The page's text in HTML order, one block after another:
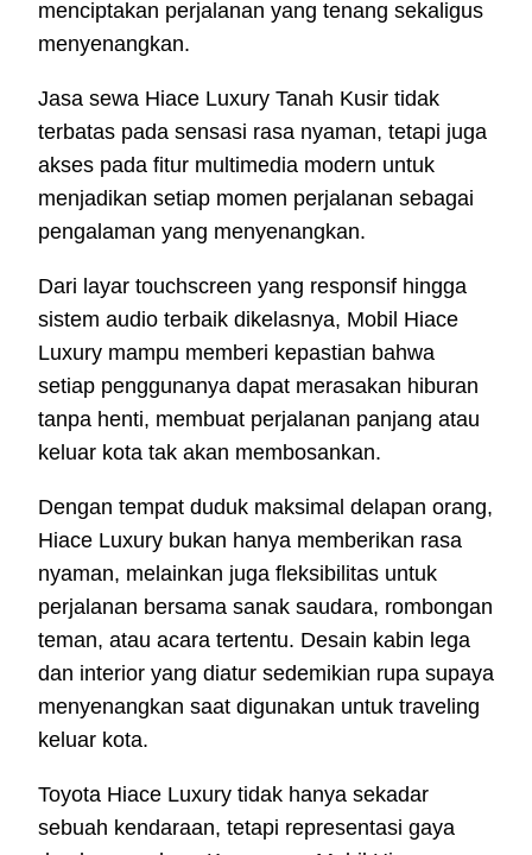
menciptakan perjalanan yang tenang sekaligus
menyenangkan.
Jasa sewa Hiace Luxury Tanah Kusir tidak
terbatas pada sensasi rasa nyaman, tetapi juga
akses pada fitur multimedia modern untuk
menjadikan setiap momen perjalanan sebagai
pengalaman yang menyenangkan.
Dari layar touchscreen yang responsif hingga
sistem audio terbaik dikelasnya, Mobil Hiace
Luxury mampu memberi kepastian bahwa
setiap penggunanya dapat merasakan hiburan
tanpa henti, membuat perjalanan panjang atau
keluar kota tak akan membosankan.
Dengan tempat duduk maksimal delapan orang,
Hiace Luxury bukan hanya memberikan rasa
nyaman, melainkan juga fleksibilitas untuk
perjalanan bersama sanak saudara, rombongan
teman, atau acara tertentu. Desain kabin lega
dan interior yang diatur sedemikian rupa supaya
menyenangkan saat digunakan untuk traveling
keluar kota.
Toyota Hiace Luxury tidak hanya sekadar
sebuah kendaraan, tetapi representasi gaya